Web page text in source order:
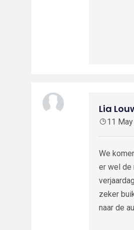
Lia
11
We
er wel de
zeker
naar de